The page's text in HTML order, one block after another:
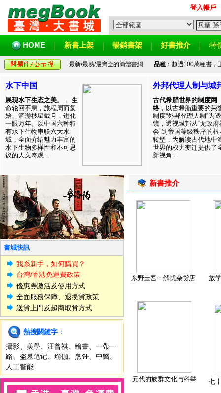
登入帳戶
HOME 新書上架 暢銷書架 好書推介 特
最新/最熱/最齊全的簡體書網 品種：超過100萬種書，
水下中国
展现水下生态之美。 。生
命轮回不息，旅程周而复
始。洄游披星戴月，进化
一眼万年。以中国六种特
有水下生物串联六大水
域，全面介绍魅力丰富的
水下生物多样性和不可思
议的人文奇观...
外邦代理人制与城
古代希腊世界的制度网
络 ，以古希腊重要的荣
制度“外邦代理人制”为透
镜，透视城邦从“无政府
会”到帝国等级秩序的根
转型，为解读古代地中
世界的权力变迁提供了
新视角...
書城快訊
我系新手，如何購買？
台灣/香港免運費政策
優惠券激活及使用方式
全面服務保障、退換貨政策
送貨上門及超商取貨方式
熱搜關鍵字 ：
攝影
美學 汪曾祺 繪畫
一帶一
路
盗墓笔记 瑜伽 烹饪 中醫
人工智能
新書推介
东野圭吾：解忧杂货店 放
元代的族群文化与科举 七